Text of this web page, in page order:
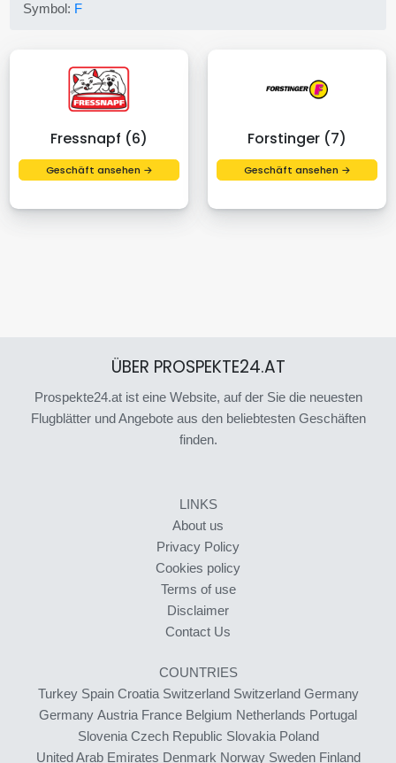
Symbol: F
Fressnapf (6)
Geschäft ansehen →
Forstinger (7)
Geschäft ansehen →
ÜBER PROSPEKTE24.AT
Prospekte24.at ist eine Website, auf der Sie die neuesten
Flugblätter und Angebote aus den beliebtesten Geschäften
finden.
LINKS
About us
Privacy Policy
Cookies policy
Terms of use
Disclaimer
Contact Us
COUNTRIES
Turkey Spain Croatia Switzerland Switzerland Germany
Germany Austria France Belgium Netherlands Portugal
Slovenia Czech Republic Slovakia Poland
United Arab Emirates Denmark Norway Sweden Finland